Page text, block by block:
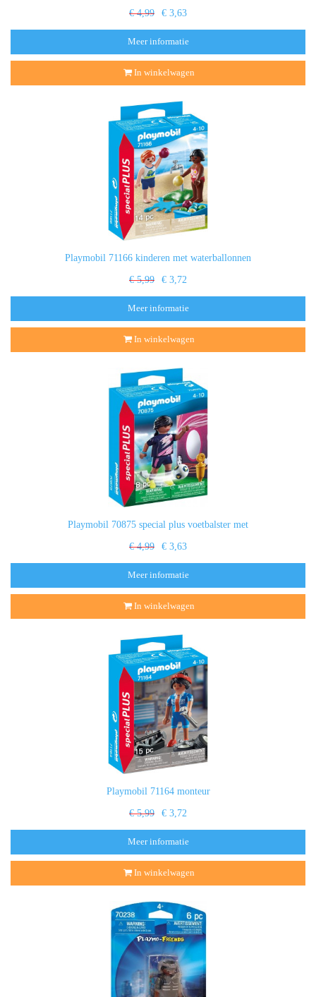
€ 4,99 € 3,63
Meer informatie
In winkelwagen
Playmobil 71166 kinderen met waterballonnen
€ 5,99 € 3,72
Meer informatie
In winkelwagen
Playmobil 70875 special plus voetbalster met
€ 4,99 € 3,63
Meer informatie
In winkelwagen
Playmobil 71164 monteur
€ 5,99 € 3,72
Meer informatie
In winkelwagen